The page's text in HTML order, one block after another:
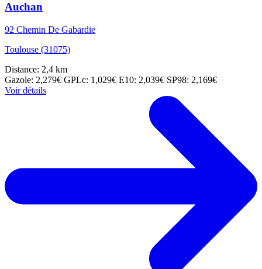
Auchan
92 Chemin De Gabardie
Toulouse (31075)
Distance: 2,4 km
Gazole: 2,279€ GPLc: 1,029€ E10: 2,039€ SP98: 2,169€
Voir détails